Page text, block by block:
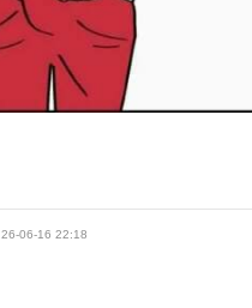
26-06-16 22:18